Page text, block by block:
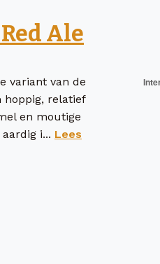
Ale
variant van de
hoppig, relatief
en moutige
i... Lees